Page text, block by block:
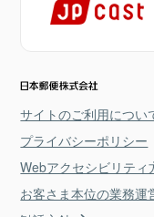
サイトのご利用につい
プライバシーポリシー
Webアクセシビリティ
お客さま本位の業務運